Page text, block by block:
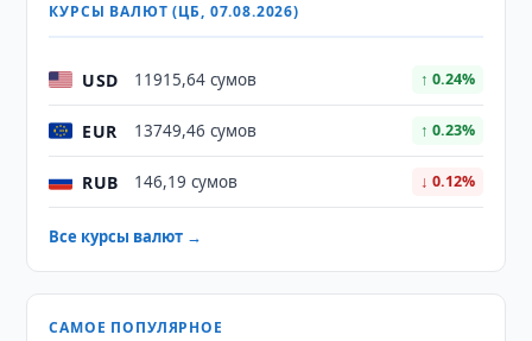
КУРСЫ ВАЛЮТ (ЦБ, 07.08.2026)
USD 11915,64 сумов ↑ 0.24%
EUR 13749,46 сумов ↑ 0.23%
RUB 146,19 сумов ↓ 0.12%
Все курсы валют →
САМОЕ ПОПУЛЯРНОЕ